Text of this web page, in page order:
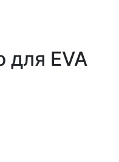
для EVA